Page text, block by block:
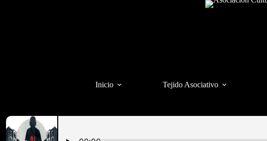
Inicio Tejido Asociativo